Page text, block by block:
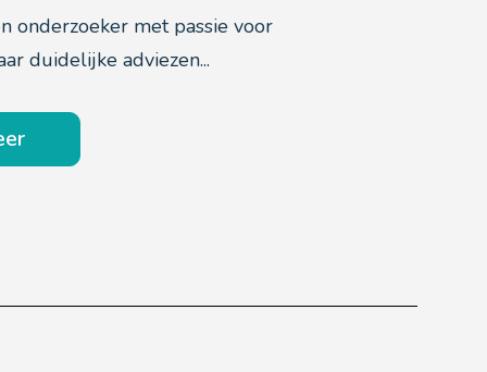
onderzoeker met passie voor
duidelijke adviezen...